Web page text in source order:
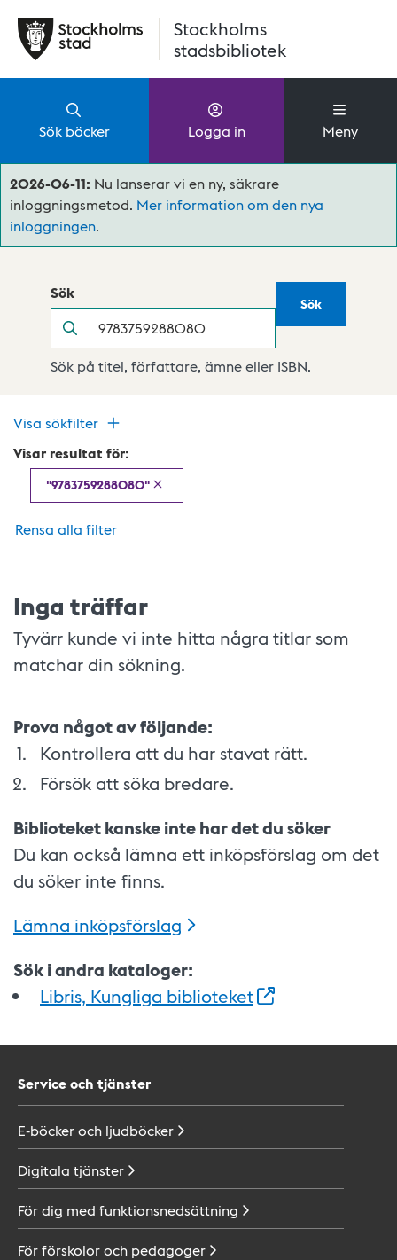
Stockholms
stadsbibliotek
Sök böcker Logga in Meny
2026-06-11: Nu lanserar vi en ny, säkrare
inloggningsmetod. Mer information om den nya
inloggningen.
Sök
Sök
Sök på titel, författare, ämne eller ISBN.
Visa sökfilter
Visar resultat för:
"9783759288080"
Rensa alla filter
Inga träffar
Tyvärr kunde vi inte hitta några titlar som
matchar din sökning.
Prova något av följande:
Kontrollera att du har stavat rätt.
Försök att söka bredare.
Biblioteket kanske inte har det du söker
Du kan också lämna ett inköpsförslag om det
du söker inte finns.
Lämna inköpsförslag
Sök i andra kataloger:
Libris, Kungliga biblioteket
Service och tjänster
E-böcker och ljudböcker
Digitala tjänster
För dig med funktionsnedsättning
För förskolor och pedagoger